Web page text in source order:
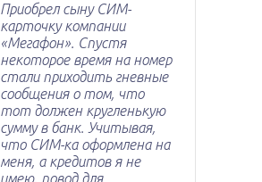
Приобрел сыну СИМ-
карточку компании
«Мегафон». Спустя
некоторое время на номер
стали приходить гневные
сообщения о том, что
тот должен кругленькую
сумму в банк. Учитывая,
что СИМ-ка оформлена на
меня, а кредитов я не
имею, повод для